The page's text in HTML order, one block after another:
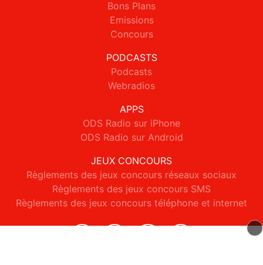
Bons Plans
Emissions
Concours
PODCASTS
Podcasts
Webradios
APPS
ODS Radio sur iPhone
ODS Radio sur Android
JEUX CONCOURS
Règlements des jeux concours réseaux sociaux
Règlements des jeux concours SMS
Règlements des jeux concours téléphone et internet